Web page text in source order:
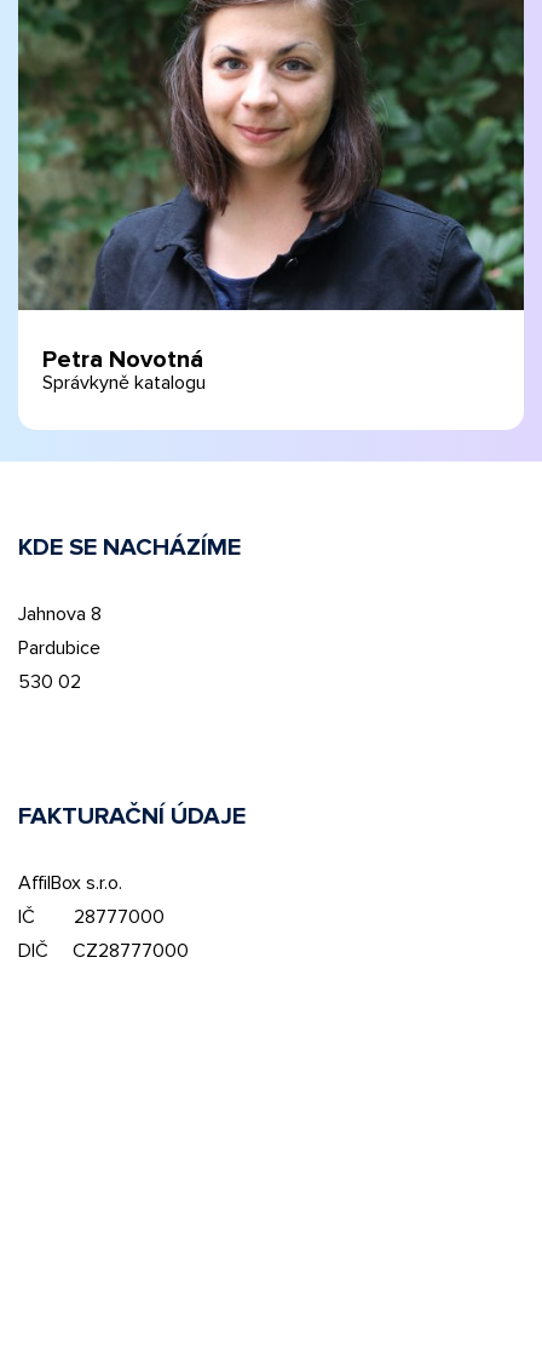
Petra Novotná
Správkyně katalogu
KDE SE NACHÁZÍME
Jahnova 8
Pardubice
530 02
FAKTURAČNÍ ÚDAJE
AffilBox s.r.o.
IČ 28777000
DIČ CZ28777000